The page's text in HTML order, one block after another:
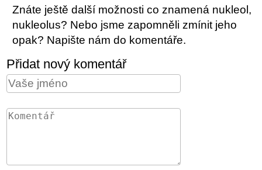
Znáte ještě další možnosti co znamená nukleol,
nukleolus? Nebo jsme zapomněli zmínit jeho
opak? Napište nám do komentáře.
Přidat nový komentář